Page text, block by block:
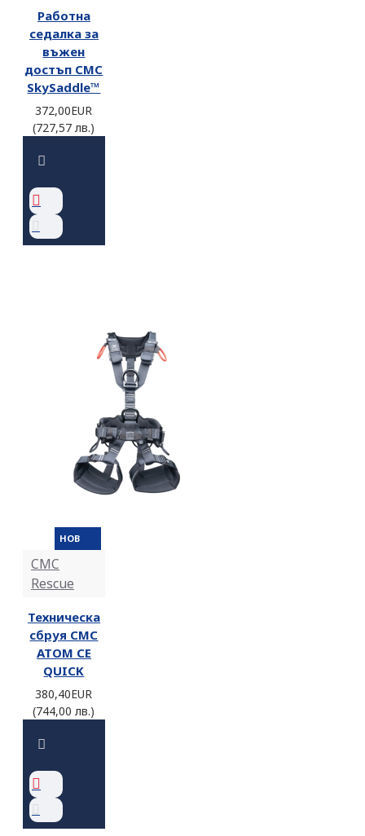
Работна
седалка за
въжен
достъп CMC
SkySaddle™
372,00EUR
(727,57 лв.)
НОВ
CMC
Rescue
Техническа
сбруя CMC
ATOM CE
QUICK
380,40EUR
(744,00 лв.)